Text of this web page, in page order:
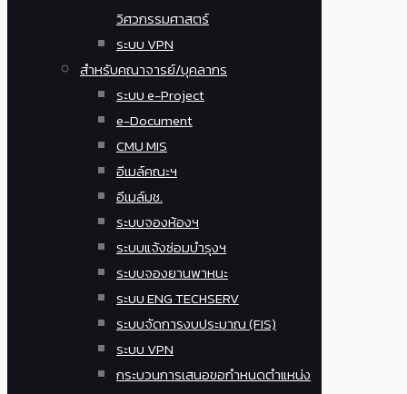
วิศวกรรมศาสตร์
ระบบ VPN
สำหรับคณาจารย์/บุคลากร
ระบบ e-Project
e-Document
CMU MIS
อีเมล์คณะฯ
อีเมล์มช.
ระบบจองห้องฯ
ระบบแจ้งซ่อมบำรุงฯ
ระบบจองยานพาหนะ
ระบบ ENG TECHSERV
ระบบจัดการงบประมาณ (FIS)
ระบบ VPN
กระบวนการเสนอขอกำหนดตำแหน่ง